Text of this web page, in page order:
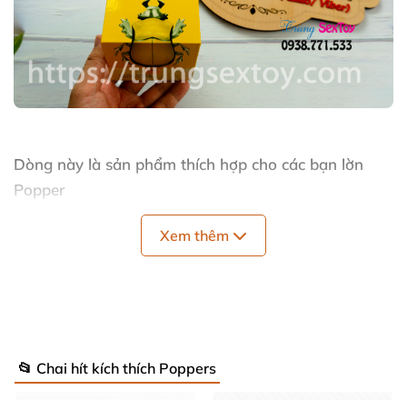
Dòng này là sản phẩm thích hợp cho các bạn lờn
Popper
Xem thêm
📂 Chai hít kích thích Poppers